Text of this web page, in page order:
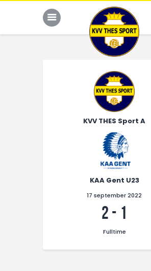
JONG THES
KVV THES Sport A
KAA Gent U23
17 september 2022
2 - 1
Fulltime